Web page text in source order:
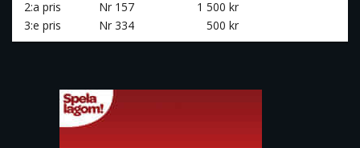
2:a pris
Nr 157
1 500 kr
3:e pris
Nr 334 500 kr